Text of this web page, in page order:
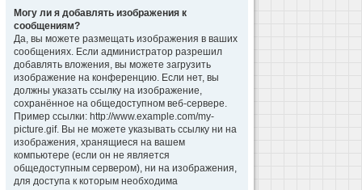
Могу ли я добавлять изображения к
сообщениям?
Да, вы можете размещать изображения в ваших
сообщениях. Если администратор разрешил
добавлять вложения, вы можете загрузить
изображение на конференцию. Если нет, вы
должны указать ссылку на изображение,
сохранённое на общедоступном веб-сервере.
Пример ссылки: http://www.example.com/my-
picture.gif. Вы не можете указывать ссылку ни на
изображения, хранящиеся на вашем
компьютере (если он не является
общедоступным сервером), ни на изображения,
для доступа к которым необходима